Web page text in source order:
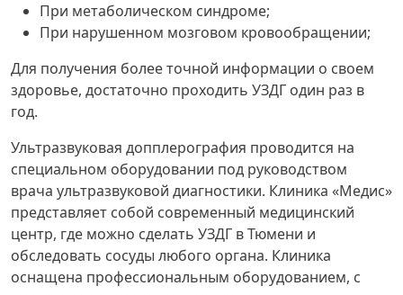
При метаболическом синдроме;
При нарушенном мозговом кровообращении;
Для получения более точной информации о своем
здоровье, достаточно проходить УЗДГ один раз в
год.
Ультразвуковая допплерография проводится на
специальном оборудовании под руководством
врача ультразвуковой диагностики. Клиника «Медис»
представляет собой современный медицинский
центр, где можно сделать УЗДГ в Тюмени и
обследовать сосуды любого органа. Клиника
оснащена профессиональным оборудованием, с